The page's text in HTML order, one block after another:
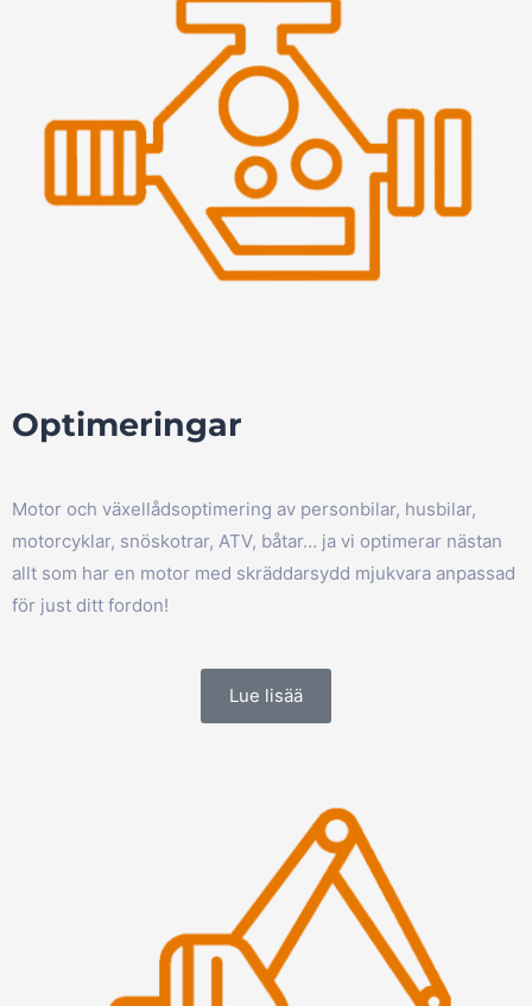
Optimeringar
Motor och växellådsoptimering av personbilar, husbilar,
motorcyklar, snöskotrar, ATV, båtar… ja vi optimerar nästan
allt som har en motor med skräddarsydd mjukvara anpassad
för just ditt fordon!
Lue lisää